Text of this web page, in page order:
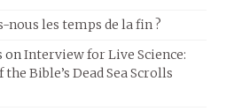
nous les temps de la fin ?
onInterview for Live Science:
Bible’s Dead Sea Scrolls